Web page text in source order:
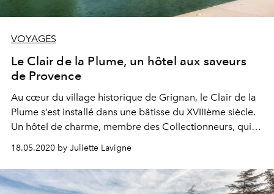
VOYAGES
Le Clair de la Plume, un hôtel aux saveurs
de Provence
Au cœur du village historique de Grignan, le Clair de la
Plume s’est installé dans une bâtisse du XVIIIème siècle.
Un hôtel de charme, membre des Collectionneurs, qui
s’enorgueillit de son restaurant étoilé et de bien d’autres
18.05.2020 by Juliette Lavigne